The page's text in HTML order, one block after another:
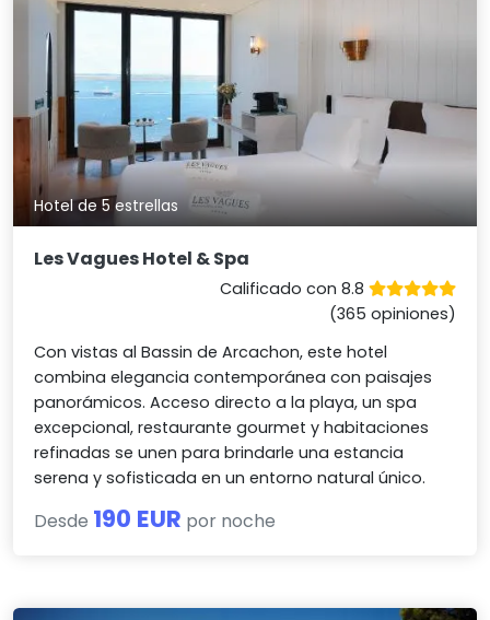
Hotel de 5 estrellas
Les Vagues Hotel & Spa
Calificado con 8.8
(365 opiniones)
Con vistas al Bassin de Arcachon, este hotel
combina elegancia contemporánea con paisajes
panorámicos. Acceso directo a la playa, un spa
excepcional, restaurante gourmet y habitaciones
refinadas se unen para brindarle una estancia
serena y sofisticada en un entorno natural único.
Desde 190 EUR por noche